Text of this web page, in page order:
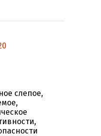
слепое,